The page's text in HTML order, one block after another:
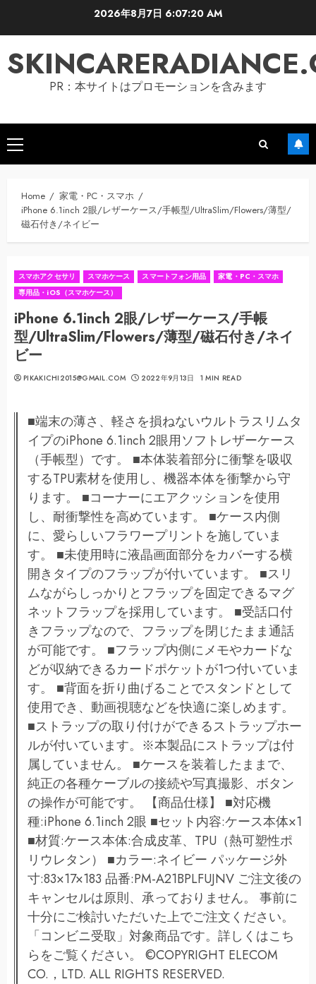
2026年8月7日6:07:21 AM
PR：本サイトはプロモーションを含みます
Primary
Menu
Home
家電・PC・スマホ
iPhone 6.1inch 2眼/レザーケース/手帳型/UltraSlim/Flowers/薄型/
磁石付き/ネイビー
スマホアクセサリ スマホケース スマートフォン用品
家電・PC・スマホ
専用品・iOS（スマホケース）
iPhone 6.1inch 2眼/レザーケース/手帳
型/UltraSlim/Flowers/薄型/磁石付き/ネイ
ビー
PIKAKICHI2015@GMAIL.COM 2022年9月13日 1 MIN READ
■端末の薄さ、軽さを損ねないウルトラスリムタ
イプのiPhone 6.1inch 2眼用ソフトレザーケース
（手帳型）です。 ■本体装着部分に衝撃を吸収
するTPU素材を使用し、機器本体を衝撃から守
ります。 ■コーナーにエアクッションを使用
し、耐衝撃性を高めています。 ■ケース内側
に、愛らしいフラワープリントを施していま
す。 ■未使用時に液晶画面部分をカバーする横
開きタイプのフラップが付いています。 ■スリ
ムながらしっかりとフラップを固定できるマグ
ネットフラップを採用しています。 ■受話口付
きフラップなので、フラップを閉じたまま通話
が可能です。 ■フラップ内側にメモやカードな
どが収納できるカードポケットが1つ付いていま
す。 ■背面を折り曲げることでスタンドとして
使用でき、動画視聴などを快適に楽しめます。
■ストラップの取り付けができるストラップホー
ルが付いています。※本製品にストラップは付
属していません。 ■ケースを装着したままで、
純正の各種ケーブルの接続や写真撮影、ボタン
の操作が可能です。 【商品仕様】 ■対応機
種:iPhone 6.1inch 2眼 ■セット内容:ケース本体×1
■材質:ケース本体:合成皮革、TPU（熱可塑性ポ
リウレタン） ■カラー:ネイビー パッケージ外
寸:83×17×183 品番:PM-A21BPLFUJNV ご注文後の
キャンセルは原則、承っておりません。 事前に
十分にご検討いただいた上でご注文ください。
「コンビニ受取」対象商品です。詳しくはこち
らをご覧ください。 ©COPYRIGHT ELECOM
CO.，LTD. ALL RIGHTS RESERVED.